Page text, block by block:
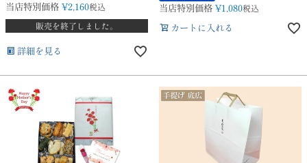
当店特別価格 ¥2,160税込
販売を終了しました。
詳細を見る
当店特別価格 ¥1,080税込
カートに入れる